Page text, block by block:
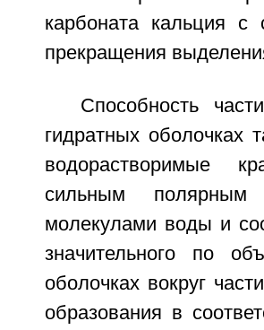
карбоната кальция
прекращения
Способность
гидратных оболочках
водорастворимые
сильным полярным
молекулами воды и
значительного по
оболочках вокруг
образования в